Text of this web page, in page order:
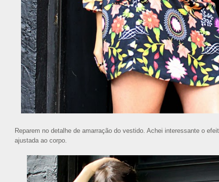
Reparem no detalhe de amarração do vestido. Achei interessante o
ajustada ao corpo.